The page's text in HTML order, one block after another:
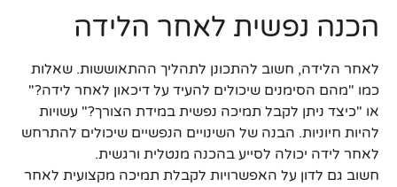
הכנה נפשית לאחר הלידה
לאחר הלידה, חשוב להתכונן לתהליך ההתאוששות. שאלות
כמו "מהם הסימנים שיכולים להעיד על דיכאון לאחר לידה?"
או "כיצד ניתן לקבל תמיכה נפשית במידת הצורך?" עשויות
להיות חיוניות. הבנה של השינויים הנפשיים שיכולים להתרחש
לאחר לידה יכולה לסייע בהכנה מנטלית ורגשית.
חשוב גם לדון על האפשרויות לקבלת תמיכה מקצועית לאחר